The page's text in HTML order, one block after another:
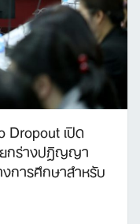
Dropout เปิด
ยกร่างปฏิญญา
การศึกษาสำหรับ